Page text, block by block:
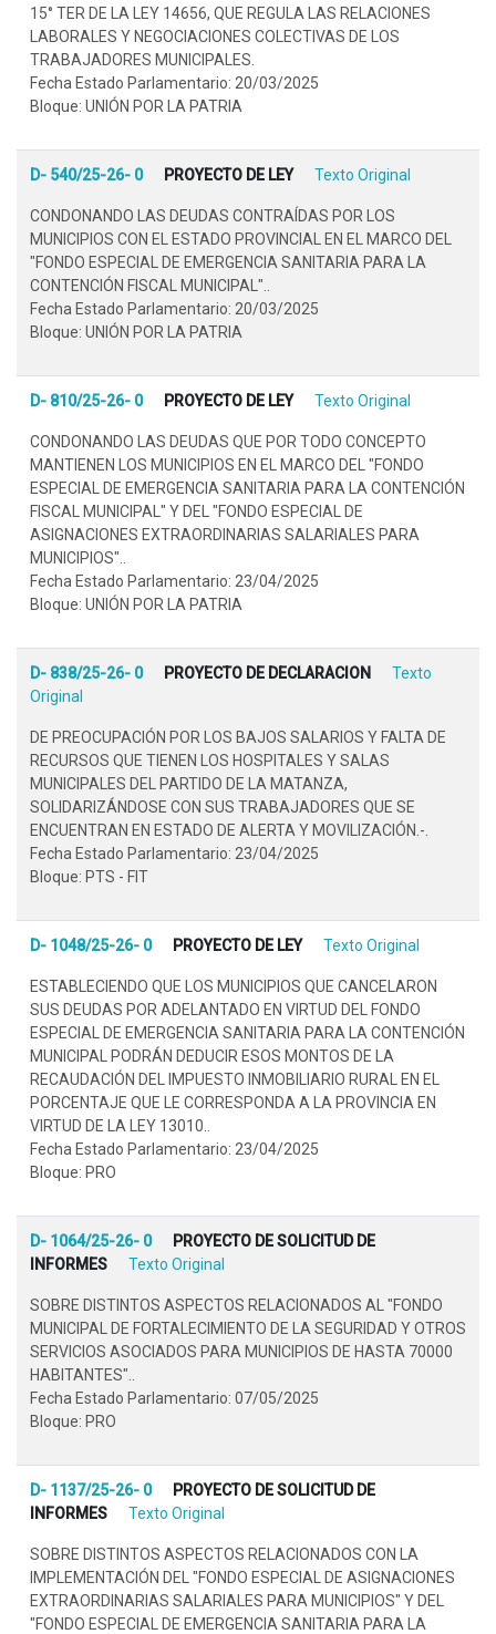
15° TER DE LA LEY 14656, QUE REGULA LAS RELACIONES
LABORALES Y NEGOCIACIONES COLECTIVAS DE LOS
TRABAJADORES MUNICIPALES.
Fecha Estado Parlamentario: 20/03/2025
Bloque: UNIÓN POR LA PATRIA
D- 540/25-26- 0 PROYECTO DE LEY Texto Original
CONDONANDO LAS DEUDAS CONTRAÍDAS POR LOS
MUNICIPIOS CON EL ESTADO PROVINCIAL EN EL MARCO DEL
"FONDO ESPECIAL DE EMERGENCIA SANITARIA PARA LA
CONTENCIÓN FISCAL MUNICIPAL"..
Fecha Estado Parlamentario: 20/03/2025
Bloque: UNIÓN POR LA PATRIA
D- 810/25-26- 0 PROYECTO DE LEY Texto Original
CONDONANDO LAS DEUDAS QUE POR TODO CONCEPTO
MANTIENEN LOS MUNICIPIOS EN EL MARCO DEL "FONDO
ESPECIAL DE EMERGENCIA SANITARIA PARA LA CONTENCIÓN
FISCAL MUNICIPAL" Y DEL "FONDO ESPECIAL DE
ASIGNACIONES EXTRAORDINARIAS SALARIALES PARA
MUNICIPIOS"..
Fecha Estado Parlamentario: 23/04/2025
Bloque: UNIÓN POR LA PATRIA
D- 838/25-26- 0 PROYECTO DE DECLARACION
Texto
Original
DE PREOCUPACIÓN POR LOS BAJOS SALARIOS Y FALTA DE
RECURSOS QUE TIENEN LOS HOSPITALES Y SALAS
MUNICIPALES DEL PARTIDO DE LA MATANZA,
SOLIDARIZÁNDOSE CON SUS TRABAJADORES QUE SE
ENCUENTRAN EN ESTADO DE ALERTA Y MOVILIZACIÓN.-.
Fecha Estado Parlamentario: 23/04/2025
Bloque: PTS - FIT
D- 1048/25-26- 0 PROYECTO DE LEY Texto Original
ESTABLECIENDO QUE LOS MUNICIPIOS QUE CANCELARON
SUS DEUDAS POR ADELANTADO EN VIRTUD DEL FONDO
ESPECIAL DE EMERGENCIA SANITARIA PARA LA CONTENCIÓN
MUNICIPAL PODRÁN DEDUCIR ESOS MONTOS DE LA
RECAUDACIÓN DEL IMPUESTO INMOBILIARIO RURAL EN EL
PORCENTAJE QUE LE CORRESPONDA A LA PROVINCIA EN
VIRTUD DE LA LEY 13010..
Fecha Estado Parlamentario: 23/04/2025
Bloque: PRO
D- 1064/25-26- 0
PROYECTO DE SOLICITUD DE
INFORMES
Texto Original
SOBRE DISTINTOS ASPECTOS RELACIONADOS AL "FONDO
MUNICIPAL DE FORTALECIMIENTO DE LA SEGURIDAD Y OTROS
SERVICIOS ASOCIADOS PARA MUNICIPIOS DE HASTA 70000
HABITANTES"..
Fecha Estado Parlamentario: 07/05/2025
Bloque: PRO
D- 1137/25-26- 0
PROYECTO DE SOLICITUD DE
INFORMES
Texto Original
SOBRE DISTINTOS ASPECTOS RELACIONADOS CON LA
IMPLEMENTACIÓN DEL "FONDO ESPECIAL DE ASIGNACIONES
EXTRAORDINARIAS SALARIALES PARA MUNICIPIOS" Y DEL
"FONDO ESPECIAL DE EMERGENCIA SANITARIA PARA LA